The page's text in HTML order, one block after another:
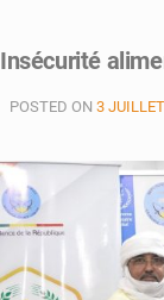
contre
alimentaire
le
PAM
et
Royaume
d’Espagne
soutiennent
Insécurité
POSTED ON 3